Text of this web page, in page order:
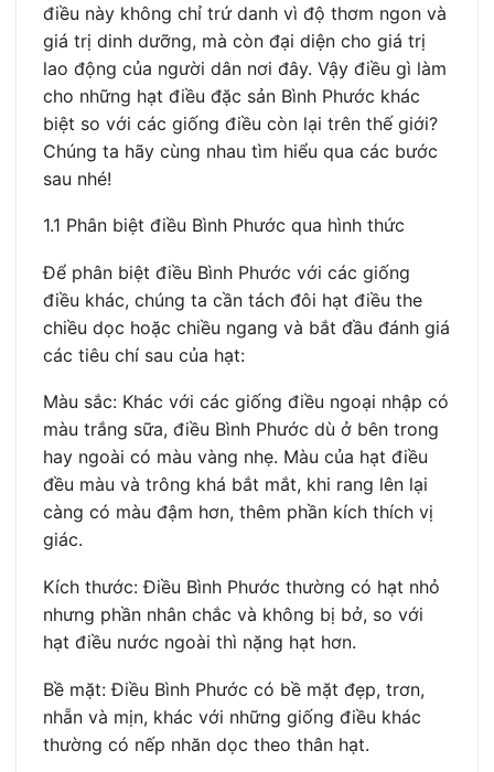
điều này không chỉ trứ danh vì độ thơm ngon và
giá trị dinh dưỡng, mà còn đại diện cho giá trị
lao động của người dân nơi đây. Vậy điều gì làm
cho những hạt điều đặc sản Bình Phước khác
biệt so với các giống điều còn lại trên thế giới?
Chúng ta hãy cùng nhau tìm hiểu qua các bước
sau nhé!
1.1 Phân biệt điều Bình Phước qua hình thức
Để phân biệt điều Bình Phước với các giống
điều khác, chúng ta cần tách đôi hạt điều the
chiều dọc hoặc chiều ngang và bắt đầu đánh giá
các tiêu chí sau của hạt:
Màu sắc: Khác với các giống điều ngoại nhập có
màu trắng sữa, điều Bình Phước dù ở bên trong
hay ngoài có màu vàng nhẹ. Màu của hạt điều
đều màu và trông khá bắt mắt, khi rang lên lại
càng có màu đậm hơn, thêm phần kích thích vị
giác.
Kích thước: Điều Bình Phước thường có hạt nhỏ
nhưng phần nhân chắc và không bị bở, so với
hạt điều nước ngoài thì nặng hạt hơn.
Bề mặt: Điều Bình Phước có bề mặt đẹp, trơn,
nhẵn và mịn, khác với những giống điều khác
thường có nếp nhăn dọc theo thân hạt.